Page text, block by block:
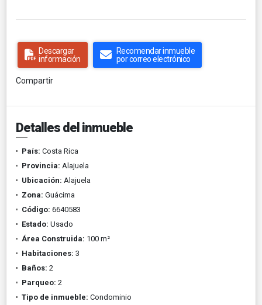
Descargar
información
Recomendar inmueble
por correo electrónico
Compartir
Detalles del inmueble
País: Costa Rica
Provincia: Alajuela
Ubicación: Alajuela
Zona: Guácima
Código: 6640583
Estado: Usado
Área Construida: 100 m²
Habitaciones: 3
Baños: 2
Parqueo: 2
Tipo de inmueble: Condominio